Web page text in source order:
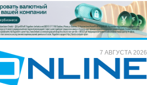
7 АВГУСТА 2026